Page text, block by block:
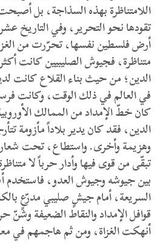
اللامتناظرة بهذه السذاجة، بل
تقودها نحو التحرير، وفي التاريخ
أرض فلسطين نفسها، تحرّرت من
متناظرة، فجيوش الصليبيين كانت
الدين؛ من حيث بناء القلاع كانت
في العالم في ذلك الوقت، وكانت
كان خطّ الإمداد من الممالك
الدين، فقد كان يدير بلاداً مأزومة
وهزيمة وأخرى. واستطاع، تحت شعار
تبقّى من قوى فيها وأدار حرباً لا
بين جيوشه وجيوش العدو، فاستخدم
السريعة، أمام جيشٍ صليبي مدرّعٍ
قوافل الإمداد والنقاط الضعيفة
أنهكت الغزاة، ومن ثم هاجمهم في